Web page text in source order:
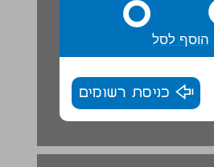
הוסף לסל
כניסת רשומים